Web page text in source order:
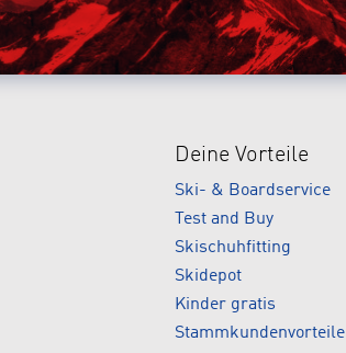
Deine Vorteile
Ski- & Boardservice
Test and Buy
Skischuhfitting
Skidepot
Kinder gratis
Stammkundenvorteile